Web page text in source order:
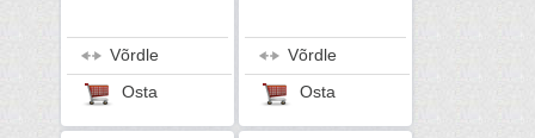
Võrdle
Osta
Võrdle
Osta